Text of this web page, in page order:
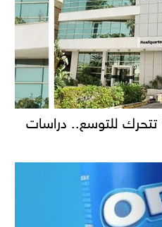
تتحرك للتوسع.. دراسات